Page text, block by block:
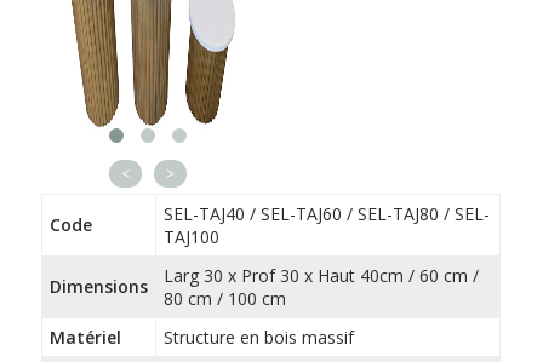
< >
Code
SEL-TAJ40 / SEL-TAJ60 / SEL-TAJ80 / SEL-
TAJ100
Dimensions
Larg 30 x Prof 30 x Haut 40cm / 60 cm /
80 cm / 100 cm
Matériel
Structure en bois massif